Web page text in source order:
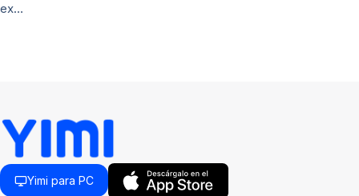
ex…
Yimi para PC